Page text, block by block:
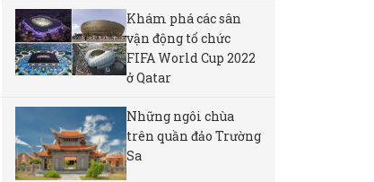
Khám phá các sân
vận động tổ chức
FIFA World Cup 2022
ở Qatar
Những ngôi chùa
trên quần đảo Trường
Sa